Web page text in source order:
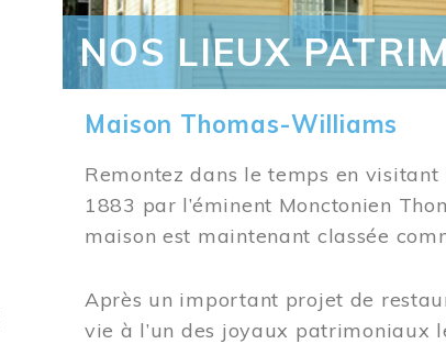
NOS LIEUX
Maison Thomas-Williams
Remontez dans le temps en
1883 par l’éminent Monctonien
maison est maintenant classée
Après un important projet de
vie à l’un des joyaux patrimoniaux